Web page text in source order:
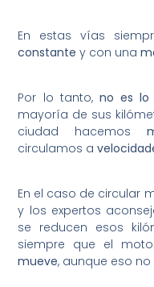
En estas vías
constante y con una
Por lo tanto, no es lo
mayoría de sus
ciudad hacemos
circulamos a
En el caso de circular
y los expertos
se reducen esos
siempre que el
mueve, aunque eso